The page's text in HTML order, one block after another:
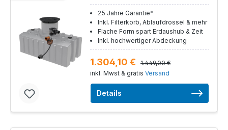
25 Jahre Garantie*
Inkl. Filterkorb, Ablaufdrossel & mehr
Flache Form spart Erdaushub & Zeit
Inkl. hochwertiger Abdeckung
1.304,10 €
1.449,00 €
inkl. Mwst & gratis Versand
Details